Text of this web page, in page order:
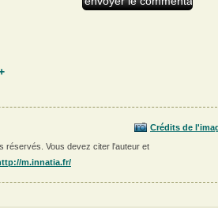
Crédits de
réservés. Vous devez citer l'auteur et
m.innatia.fr/